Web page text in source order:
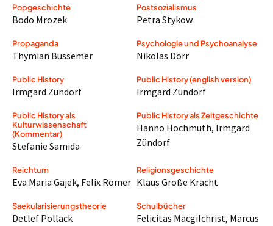
Popgeschichte
Bodo Mrozek
Postsozialismus
Petra Stykow
Propaganda
Thymian Bussemer
Psychologie und Psychoanalyse
Nikolas Dörr
Public History
Irmgard Zündorf
Public History (english version)
Irmgard Zündorf
Public History als
Kulturwissenschaft
(Kommentar)
Stefanie Samida
Public History als Zeitgeschichte
Hanno Hochmuth, Irmgard
Zündorf
Reichtum
Eva Maria Gajek, Felix Römer
Religionsgeschichte
Klaus Große Kracht
Saekularisierungstheorie
Detlef Pollack
Schulbücher
Felicitas Macgilchrist, Marcus